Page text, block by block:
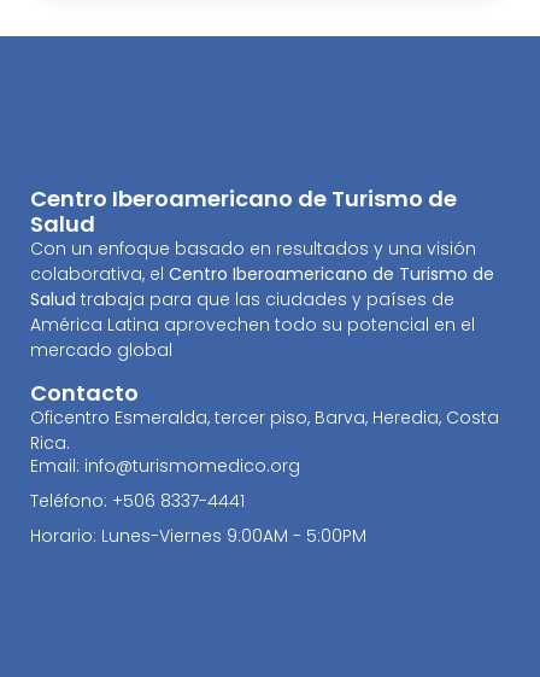
Centro Iberoamericano de Turismo de
Salud
Con un enfoque basado en resultados y una visión
colaborativa, el Centro Iberoamericano de Turismo de
Salud trabaja para que las ciudades y países de
América Latina aprovechen todo su potencial en el
mercado global
Contacto
Oficentro Esmeralda, tercer piso, Barva, Heredia, Costa
Rica.
Email: info@turismomedico.org
Teléfono: +506 8337-4441
Horario: Lunes-Viernes 9:00AM - 5:00PM